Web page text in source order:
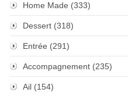
Home Made (333)
Dessert (318)
Entrée (291)
Accompagnement (235)
Ail (154)